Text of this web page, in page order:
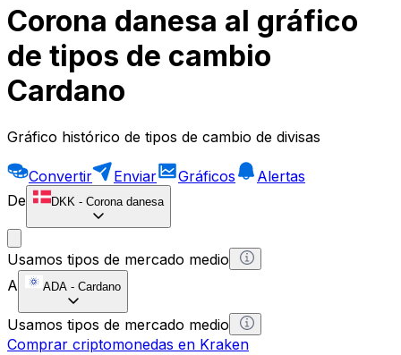
Corona danesa al gráfico
de tipos de cambio
Cardano
Gráfico histórico de tipos de cambio de divisas
Convertir Enviar Gráficos
Alertas
De
DKK - Corona danesa
Usamos tipos de mercado medio
A
ADA - Cardano
Usamos tipos de mercado medio
Comprar criptomonedas en Kraken